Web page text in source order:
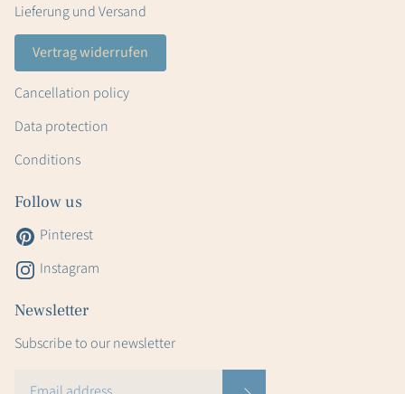
Lieferung und Versand
Vertrag widerrufen
Cancellation policy
Data protection
Conditions
Follow us
Pinterest
Instagram
Newsletter
Subscribe to our newsletter